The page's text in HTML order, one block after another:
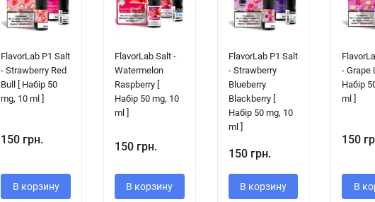
FlavorLab P1 Salt
- Strawberry Red
Bull [ Набір 50
mg, 10 ml ]
150 грн.
В корзину
FlavorLab Salt -
Watermelon
Raspberry [
Набір 50 mg, 10
ml ]
150 грн.
В корзину
FlavorLab P1 Salt
- Strawberry
Blueberry
Blackberry [
Набір 50 mg, 10
ml ]
150 грн.
В корзину
- Grape
Набір
ml ]
150
В